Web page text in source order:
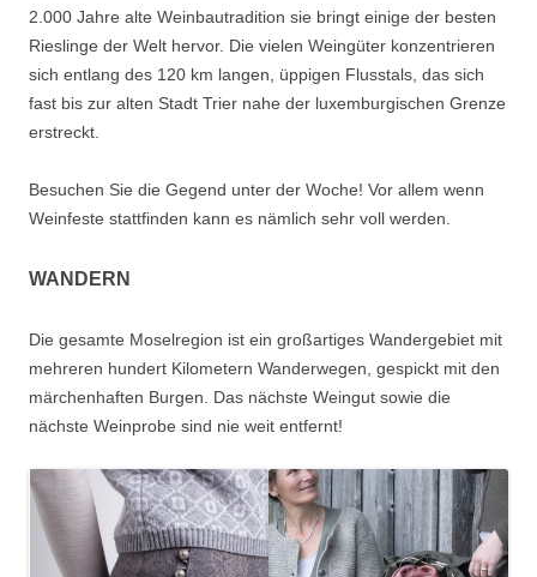
2.000 Jahre alte Weinbautradition sie bringt einige der besten
Rieslinge der Welt hervor. Die vielen Weingüter konzentrieren
sich entlang des 120 km langen, üppigen Flusstals, das sich
fast bis zur alten Stadt Trier nahe der luxemburgischen Grenze
erstreckt.
Besuchen Sie die Gegend unter der Woche! Vor allem wenn
Weinfeste stattfinden kann es nämlich sehr voll werden.
WANDERN
Die gesamte Moselregion ist ein großartiges Wandergebiet mit
mehreren hundert Kilometern Wanderwegen, gespickt mit den
märchenhaften Burgen. Das nächste Weingut sowie die
nächste Weinprobe sind nie weit entfernt!